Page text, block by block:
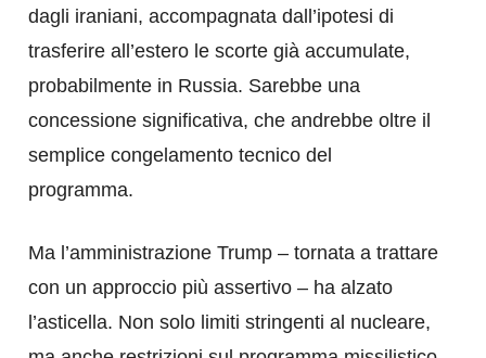
dagli iraniani, accompagnata dall’ipotesi di
trasferire all’estero le scorte già accumulate,
probabilmente in Russia. Sarebbe una
concessione significativa, che andrebbe oltre il
semplice congelamento tecnico del
programma.
Ma l’amministrazione Trump – tornata a trattare
con un approccio più assertivo – ha alzato
l’asticella. Non solo limiti stringenti al nucleare,